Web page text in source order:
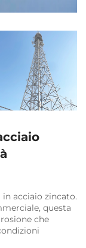
acciaio zincato.
questa
che